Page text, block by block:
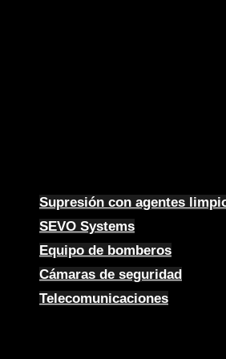
Supresión con agentes
SEVO Systems
Equipo de bomberos
Cámaras de seguridad
Telecomunicaciones